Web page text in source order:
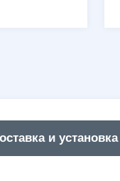
и установка